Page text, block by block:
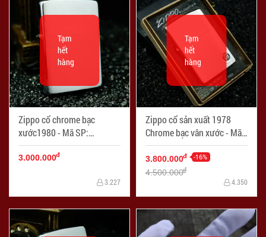
Zippo cổ chrome bạc
xước1980 - Mã SP:
ZPC2306-3
Tạm
hết
hàng
3.000.000đ
3.227
Zippo cổ sản xuất 1978
Chrome bạc vân xước - Mã
SP: ZPC2270-32
Tạm
hết
hàng
3.800.000đ -16%
4.500.000đ
4.350